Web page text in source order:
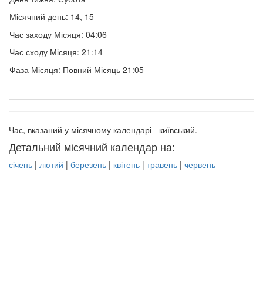
Місячний день: 14, 15
Час заходу Місяця: 04:06
Час сходу Місяця: 21:14
Фаза Місяця: Повний Місяць 21:05
Час, вказаний у місячному календарі - київський.
Детальний місячний календар на:
січень | лютий | березень | квітень | травень | червень